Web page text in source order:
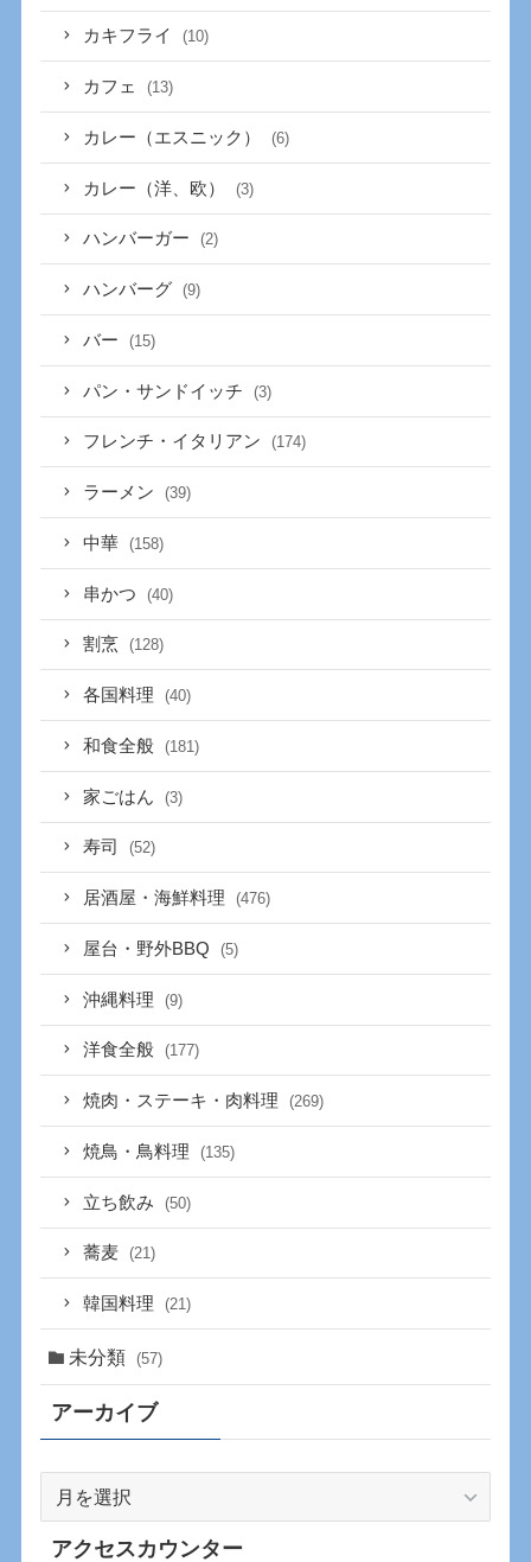
カキフライ (10)
カフェ (13)
カレー（エスニック） (6)
カレー（洋、欧） (3)
ハンバーガー (2)
ハンバーグ (9)
バー (15)
パン・サンドイッチ (3)
フレンチ・イタリアン (174)
ラーメン (39)
中華 (158)
串かつ (40)
割烹 (128)
各国料理 (40)
和食全般 (181)
家ごはん (3)
寿司 (52)
居酒屋・海鮮料理 (476)
屋台・野外BBQ (5)
沖縄料理 (9)
洋食全般 (177)
焼肉・ステーキ・肉料理 (269)
焼鳥・鳥料理 (135)
立ち飲み (50)
蕎麦 (21)
韓国料理 (21)
未分類 (57)
アーカイブ
カアクセスカウンター